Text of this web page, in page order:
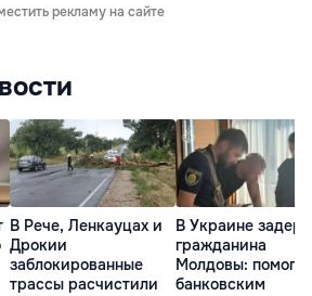
рекламу на сайте
В Рече, Ленкауцах и
Дрокии
заблокированные
трассы расчистили
В Украине
гражданина
Молдовы:
банковским